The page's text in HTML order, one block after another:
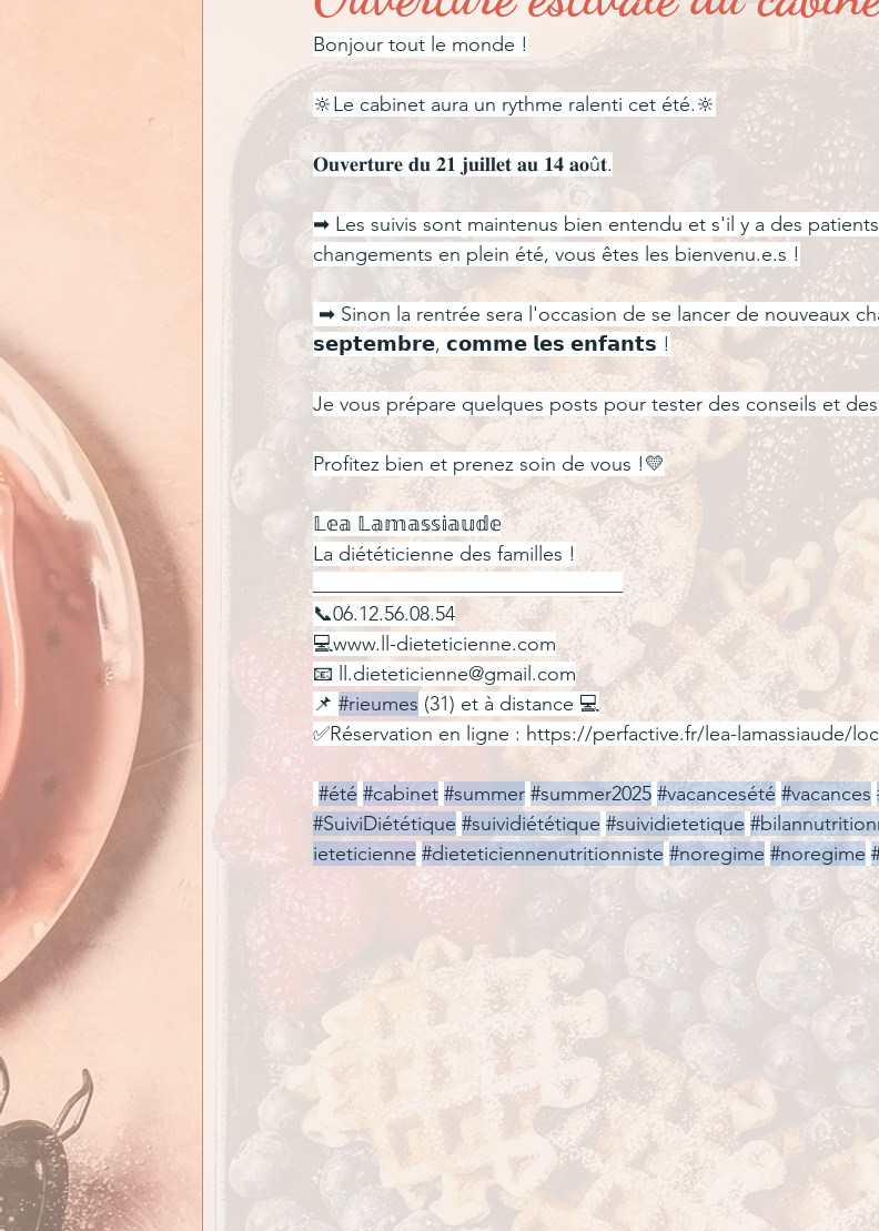
En quoi puis-je vous aider ?
Bonjour tout le monde !
🔆Le cabinet aura un rythme ralenti cet été.🔆
𝐎𝐮𝐯𝐞𝐫𝐭𝐮𝐫𝐞 𝐝𝐮 𝟐𝟏 𝐣𝐮𝐢𝐥𝐥𝐞𝐭 𝐚𝐮 𝟏𝟒 𝐚𝐨û𝐭.
➡ Les suivis sont maintenus bien entendu et s'il y a des
changements en plein été, vous êtes les bienvenu.e.s !
➡ Sinon la rentrée sera l'occasion de se lancer de nouveaux
𝘀𝗲𝗽𝘁𝗲𝗺𝗯𝗿𝗲, 𝗰𝗼𝗺𝗺𝗲 𝗹𝗲𝘀 𝗲𝗻𝗳𝗮𝗻𝘁𝘀 !
Je vous prépare quelques posts pour tester des conseils et
Profitez bien et prenez soin de vous !💛
𝕃𝕖𝕒 𝕃𝕒𝕞𝕒𝕤𝕤𝕚𝕒𝕦𝕕𝕖
La diététicienne des familles !
📞06.12.56.08.54
💻www.ll-dieteticienne.com
📧
ll.dieteticienne@gmail.com
📌 #rieumes (31) et à distance 💻
✅Réservation en ligne : https://perfactive.fr/lea-lamassiaude/
#été #cabinet #summer #summer2025 #vacancesété #vacances
#SuiviDiététique #suividiététique #suividietetique
ieteticienne #dieteticiennenutritionniste #noregime #noregime